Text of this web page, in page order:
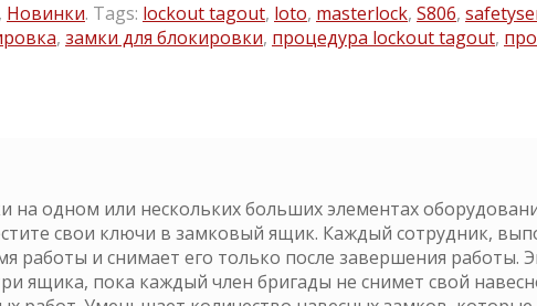
, Новинки. Tags: lockout tagout, loto, masterlock, S806,
, замки для блокировки, процедура lockout tagout,
на одном или нескольких больших элементах
свои ключи в замковый ящик. Каждый сотрудник,
работы и снимает его только после завершения
ящика, пока каждый член бригады не снимет свой